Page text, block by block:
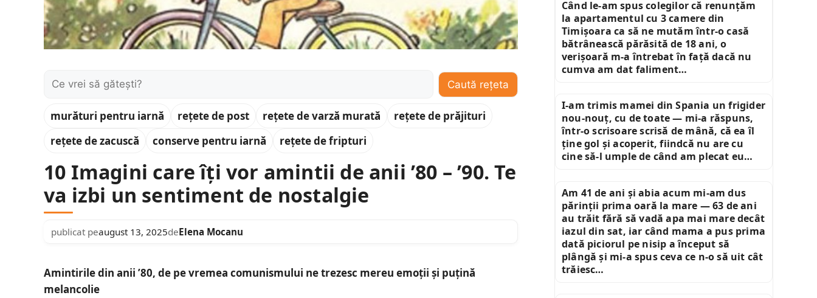
Caută: Caută rețeta
murături pentru iarnă rețete de post rețete de varză murată
rețete de prăjituri
rețete de zacuscă
conserve pentru iarnă rețete de fripturi
10 Imagini care îți vor amintii de anii ’80 – ’90. Te
va izbi un sentiment de nostalgie
publicat peaugust 13, 2025deElena Mocanu
Amintirile din anii ’80, de pe vremea comunismului ne trezesc mereu emoții și puțină
melancolie
Când le-am spus colegilor că renunțăm
la apartamentul cu 3 camere din
Timișoara ca să ne mutăm într-o casă
bătrânească părăsită de 18 ani, o
verișoară m-a întrebat în față dacă nu
cumva am dat faliment…
I-am trimis mamei din Spania un frigider
nou-nouț, cu de toate — mi-a răspuns,
într-o scrisoare scrisă de mână, că ea îl
ține gol și acoperit, fiindcă nu are cu
cine să-l umple de când am plecat eu…
Am 41 de ani și abia acum mi-am dus
părinții prima oară la mare — 63 de ani
au trăit fără să vadă apa mai mare decât
iazul din sat, iar când mama a pus prima
dată piciorul pe nisip a început să
plângă și mi-a spus ceva ce n-o să uit cât
trăiesc…